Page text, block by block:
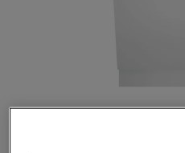
Spustelėkite, kad